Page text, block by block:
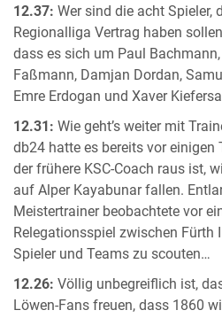
12.37: Wer sind die acht Spieler,
Regionalliga Vertrag haben
dass es sich um Paul
Faßmann, Damjan Dordan,
Emre Erdogan und Xaver
12.31: Wie geht’s weiter mit
db24 hatte es bereits vor einigen
der frühere KSC-Coach raus ist,
auf Alper Kayabunar fallen.
Meistertrainer beobachtete vor
Relegationsspiel zwischen Fürth
Spieler und Teams zu scouten…
12.26: Völlig unbegreiflich ist,
Löwen-Fans freuen, dass 1860